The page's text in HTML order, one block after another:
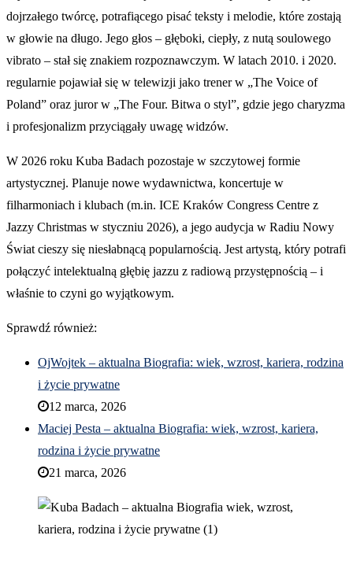
dojrzałego twórcę, potrafiącego pisać teksty i melodie, które zostają
w głowie na długo. Jego głos – głęboki, ciepły, z nutą soulowego
vibrato – stał się znakiem rozpoznawczym. W latach 2010. i 2020.
regularnie pojawiał się w telewizji jako trener w „The Voice of
Poland” oraz juror w „The Four. Bitwa o styl”, gdzie jego charyzma
i profesjonalizm przyciągały uwagę widzów.
W 2026 roku Kuba Badach pozostaje w szczytowej formie
artystycznej. Planuje nowe wydawnictwa, koncertuje w
filharmoniach i klubach (m.in. ICE Kraków Congress Centre z
Jazzy Christmas w styczniu 2026), a jego audycja w Radiu Nowy
Świat cieszy się niesłabnącą popularnością. Jest artystą, który potrafi
połączyć intelektualną głębię jazzu z radiową przystępnością – i
właśnie to czyni go wyjątkowym.
Sprawdź również:
OjWojtek – aktualna Biografia: wiek, wzrost, kariera, rodzina
i życie prywatne
12 marca, 2026
Maciej Pesta – aktualna Biografia: wiek, wzrost, kariera,
rodzina i życie prywatne
21 marca, 2026